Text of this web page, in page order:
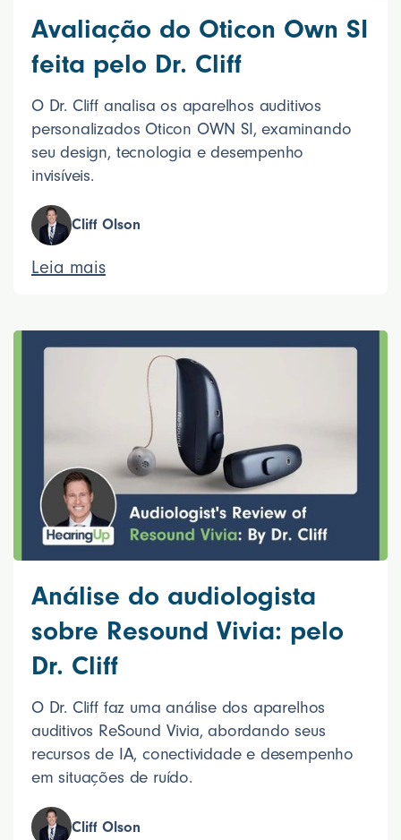
Avaliação do Oticon Own SI
feita pelo Dr. Cliff
O Dr. Cliff analisa os aparelhos auditivos
personalizados Oticon OWN SI, examinando
seu design, tecnologia e desempenho
invisíveis.
Cliff Olson
Leia mais
Análise do audiologista
sobre Resound Vivia: pelo
Dr. Cliff
O Dr. Cliff faz uma análise dos aparelhos
auditivos ReSound Vivia, abordando seus
recursos de IA, conectividade e desempenho
em situações de ruído.
Cliff Olson